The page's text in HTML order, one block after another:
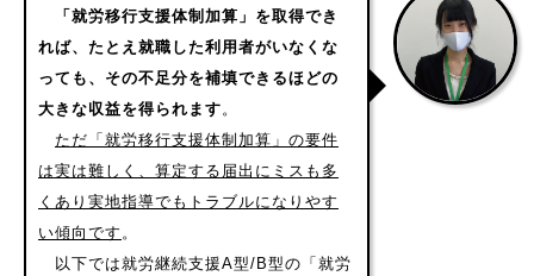
「就労移行支援体制加算」を取得でき
れば、たとえ就職した利用者がいなくな
っても、その不足分を補填できるほどの
大きな収益を得られます 。
ただ「就労移行支援体制加算」の要件
は実は難しく、算定する届出にミスも多
くあり実地指導でもトラブルになりやす
い傾向です 。
以下では就労継続支援A型/B型の「就労